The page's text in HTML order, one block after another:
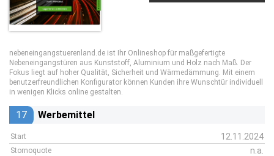
nebeneingangstuerenland.de ist Ihr Onlineshop für maßgefertigte
Nebeneingangstüren aus Kunststoff, Aluminium und Holz nach Maß. Der
Fokus liegt auf hoher Qualität, Sicherheit und Wärmedämmung. Mit einem
benutzerfreundlichen Konfigurator können Kunden ihre Wunschtür individuell
in wenigen Klicks online gestalten.
17 Werbemittel
Start 12.11.2024
Stornoquote n.a.